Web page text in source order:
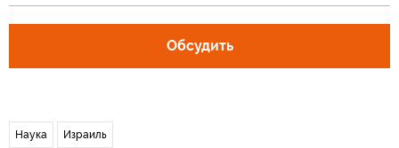
Обсудить
Наука Израиль